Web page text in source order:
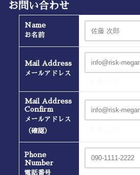
お問い合わせ
Name
お名前
Mail Address
メールアドレス
Mail Address
Confirm
メールアドレス
（確認）
Phone
Number
電話番号